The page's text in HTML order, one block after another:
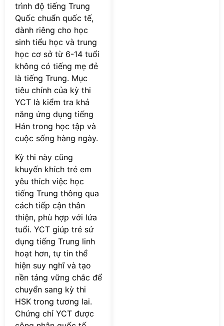
trình độ tiếng Trung
Quốc chuẩn quốc tế,
dành riêng cho học
sinh tiểu học và trung
học cơ sở từ 6-14 tuổi
không có tiếng mẹ đẻ
là tiếng Trung. Mục
tiêu chính của kỳ thi
YCT là kiểm tra khả
năng ứng dụng tiếng
Hán trong học tập và
cuộc sống hàng ngày.
Kỳ thi này cũng
khuyến khích trẻ em
yêu thích việc học
tiếng Trung thông qua
cách tiếp cận thân
thiện, phù hợp với lứa
tuổi. YCT giúp trẻ sử
dụng tiếng Trung linh
hoạt hơn, tự tin thể
hiện suy nghĩ và tạo
nền tảng vững chắc để
chuyển sang kỳ thi
HSK trong tương lai.
Chứng chỉ YCT được